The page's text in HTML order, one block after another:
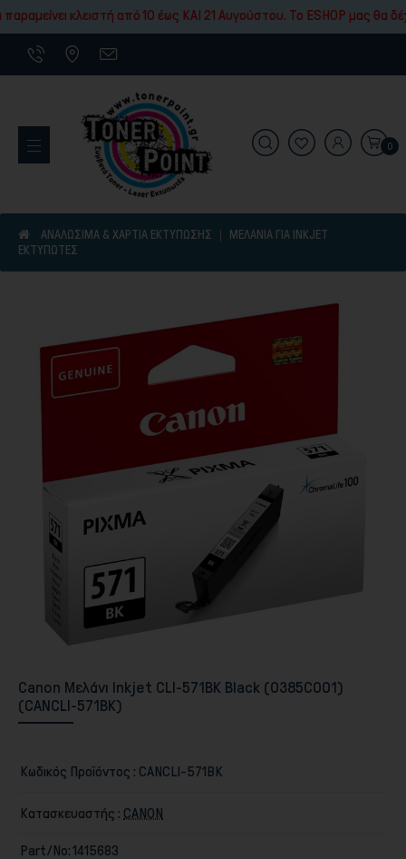
κλειστή από 10 έως ΚΑΙ 21 Αυγούστου. To ESHOP μας θα
Εκτυπωτικά Μηχανήματα
Είδη γραφικής ύλης
Περιφερειακά PC & Οθόνες
Αποθήκευση
0
ΑΝΑΛΩΣΙΜΑ & ΧΑΡΤΙΑ ΕΚΤΥΠΩΣΗΣ
ΜΕΛΆΝΙΑ ΓΙΑ INKJET
ΕΚΤΥΠΩΤΈΣ
Canon Μελάνι Inkjet CLI-571BK Black (0385C001)
(CANCLI-571BK)
Κωδικός Προϊόντος : CANCLI-571BK
Κατασκευαστής : CANON
Part/No:1415683